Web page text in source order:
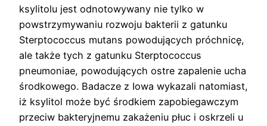
ksylitolu jest odnotowywany nie tylko w
powstrzymywaniu rozwoju bakterii z gatunku
Sterptococcus mutans powodujących próchnicę,
ale także tych z gatunku Sterptococcus
pneumoniae, powodujących ostre zapalenie ucha
środkowego. Badacze z Iowa wykazali natomiast,
iż ksylitol może być środkiem zapobiegawczym
przeciw bakteryjnemu zakażeniu płuc i oskrzeli u